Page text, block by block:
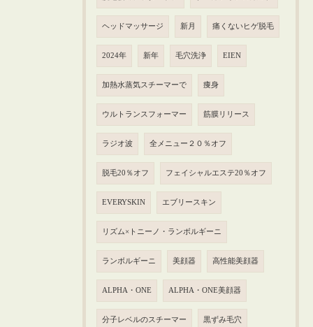
ヘッドマッサージ 新月 痛くないヒゲ脱毛
2024年 新年 毛穴洗浄 EIEN
加熱水蒸気スチーマーで 痩身
ウルトランスフォーマー 筋膜リリース
ラジオ波 全メニュー２０％オフ
脱毛20％オフ フェイシャルエステ20％オフ
EVERYSKIN エブリースキン
リズム×トニーノ・ランボルギーニ
ランボルギーニ 美顔器 高性能美顔器
ALPHA・ONE ALPHA・ONE美顔器
分子レベルのスチーマー 黒ずみ毛穴